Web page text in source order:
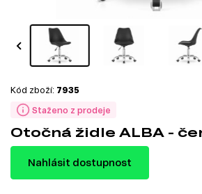
Staženo z prodeje
Kód zboží: 7935
Otočná židle ALBA -
Nahlásit dostupnost